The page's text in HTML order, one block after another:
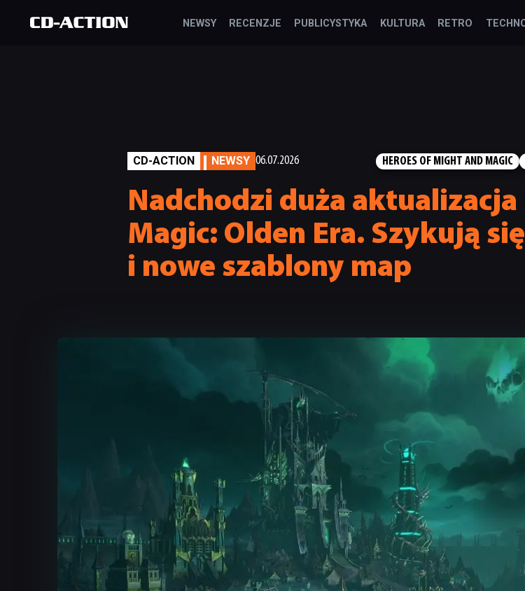
NEWSY RECENZJE PUBLICYSTYKA KULTURA RETRO
CD-ACTION NEWSY 06.07.2026 HEROES OF MIGHT AND MAGIC
Nadchodzi duża
Magic: Olden Era. Szykują
i nowe szablony map